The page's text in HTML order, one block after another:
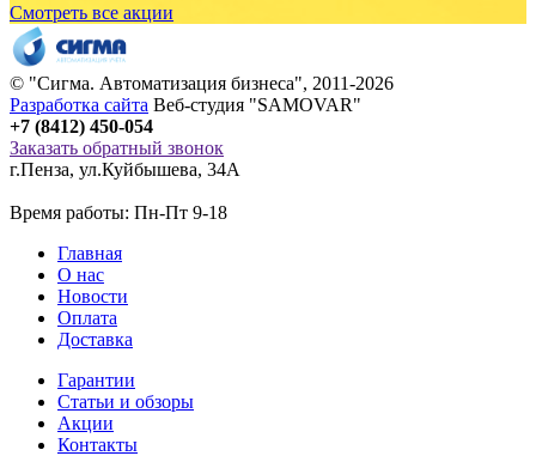
Смотреть все акции
© "Сигма. Автоматизация бизнеса", 2011-2026
Разработка сайта Веб-студия "SAMOVAR"
+7 (8412) 450-054
Заказать обратный звонок
г.Пенза, ул.Куйбышева, 34А
Время работы: Пн-Пт 9-18
Главная
О нас
Новости
Оплата
Доставка
Гарантии
Статьи и обзоры
Акции
Контакты